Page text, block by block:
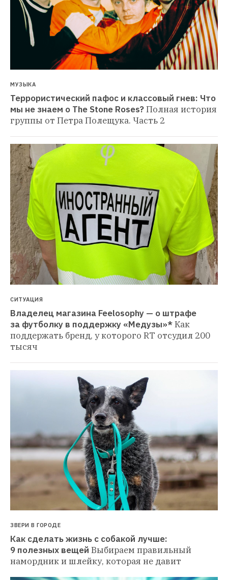
МУЗЫКА
Террористический пафос и классовый гнев: Что
мы не знаем о The Stone Roses?Полная история
группы от Петра Полещука. Часть 2
СИТУАЦИЯ
Владелец магазина Feelosophy — о штрафе
за футболку в поддержку «Медузы»*Как
поддержать бренд, у которого RT отсудил 200
тысяч
ЗВЕРИ В ГОРОДЕ
Как сделать жизнь с собакой лучше:
9 полезных вещей Выбираем правильный
намордник и шлейку, которая не давит